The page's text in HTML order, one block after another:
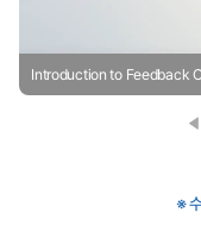
Introduction to Feedback
※